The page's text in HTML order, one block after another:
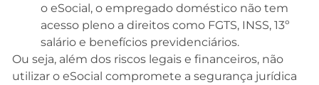
o eSocial, o empregado doméstico não tem
acesso pleno a direitos como FGTS, INSS, 13º
salário e benefícios previdenciários.
Ou seja, além dos riscos legais e financeiros, não
utilizar o eSocial compromete a segurança jurídica